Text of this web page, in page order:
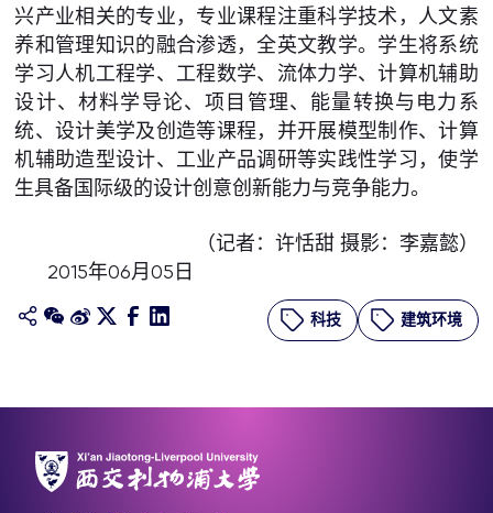
兴产业相关的专业，专业课程注重科学技术，人文素
养和管理知识的融合渗透，全英文教学。学生将系统
学习人机工程学、工程数学、流体力学、计算机辅助
设计、材料学导论、项目管理、能量转换与电力系
统、设计美学及创造等课程，并开展模型制作、计算
机辅助造型设计、工业产品调研等实践性学习，使学
生具备国际级的设计创意创新能力与竞争能力。
（记者：许恬甜 摄影：李嘉懿）
2015年06月05日
科技 建筑环境